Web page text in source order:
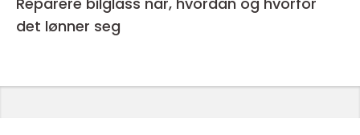
det lønner seg